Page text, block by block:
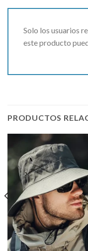
Solo los usuarios
este producto
PRODUCTOS